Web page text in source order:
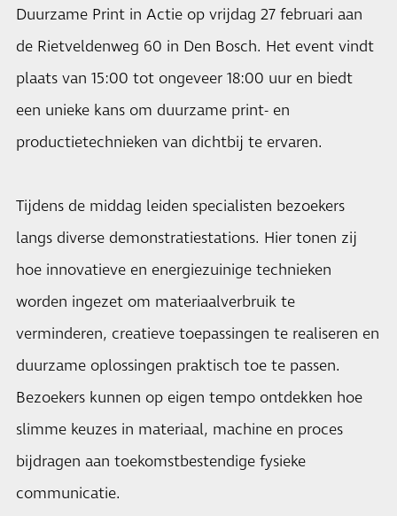
Duurzame Print in Actie op vrijdag 27 februari aan
de Rietveldenweg 60 in Den Bosch. Het event vindt
plaats van 15:00 tot ongeveer 18:00 uur en biedt
een unieke kans om duurzame print- en
productietechnieken van dichtbij te ervaren.
Tijdens de middag leiden specialisten bezoekers
langs diverse demonstratiestations. Hier tonen zij
hoe innovatieve en energiezuinige technieken
worden ingezet om materiaalverbruik te
verminderen, creatieve toepassingen te realiseren en
duurzame oplossingen praktisch toe te passen.
Bezoekers kunnen op eigen tempo ontdekken hoe
slimme keuzes in materiaal, machine en proces
bijdragen aan toekomstbestendige fysieke
communicatie.